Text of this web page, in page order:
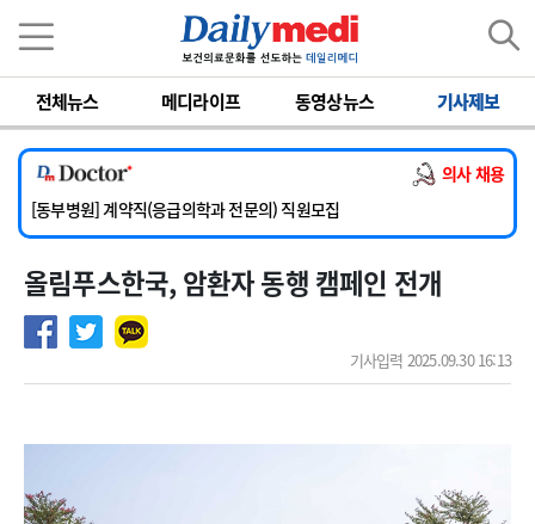
전체뉴스 메디라이프 동영상뉴스 기사제보
의사 채용
[서울아산병원] 2026년 하반기 인턴 모집
[영남대학교의료원] 마취통증의학과 임기제 임상의사 채용
[충남대학교병원] 소아청소년과(소아응급전담) 계약직 의사 공개채용
[동부병원] 계약직(응급의학과 전문의) 직원모집
[이대목동병원] 하반기 전공의(레지던트1년차) 모집
[서울아산병원] 2026년 하반기 인턴 모집
[영남대학교의료원] 마취통증의학과 임기제 임상의사 채용
올림푸스한국, 암환자 동행 캠페인 전개
기사입력 2025.09.30 16:13